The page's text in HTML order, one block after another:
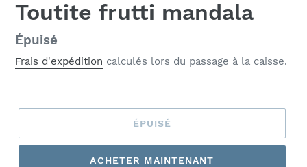
Toutite frutti mandala
Prix
normal
Épuisé
Frais d'expédition calculés lors du passage à la caisse.
ÉPUISÉ
ACHETER MAINTENANT